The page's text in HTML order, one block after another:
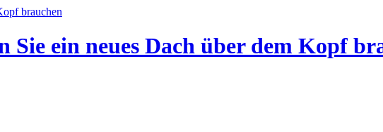
Sie ein neues Dach über dem Kopf